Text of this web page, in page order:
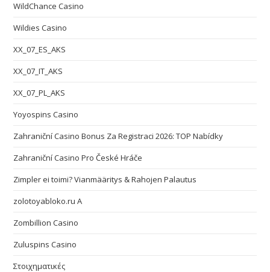
WildChance Casino
Wildies Casino
XX_07_ES_AKS
XX_07_IT_AKS
XX_07_PL_AKS
Yoyospins Casino
Zahraniční Casino Bonus Za Registraci 2026: TOP Nabídky
Zahraniční Casino Pro České Hráče
Zimpler ei toimi? Vianmääritys & Rahojen Palautus
zolotoyabloko.ru A
Zombillion Casino
Zuluspins Casino
Στοιχηματικές